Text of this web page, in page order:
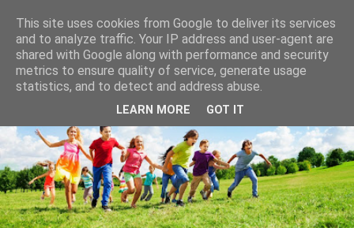
This site uses cookies from Google to deliver its services
and to analyze traffic. Your IP address and user-agent are
shared with Google along with performance and security
metrics to ensure quality of service, generate usage
statistics, and to detect and address abuse.
LEARN MORE GOT IT